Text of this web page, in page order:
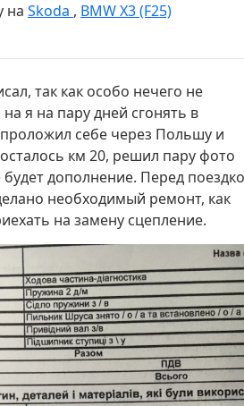
на Skoda , BMW X3 (F25)
так как особо нечего не
я на пару дней сгонять в
себе через Польшу и
км 20, решил пару фото
будет дополнение. Перед
необходимый ремонт, как
на замену сцепление.